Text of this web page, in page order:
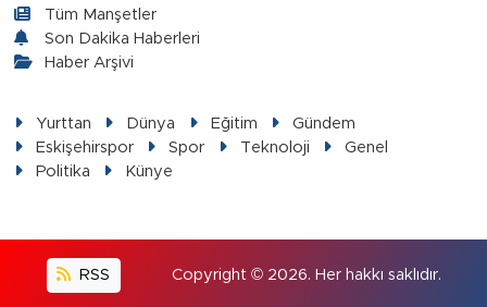
Tüm Manşetler
Son Dakika Haberleri
Haber Arşivi
Yurttan Dünya Eğitim
Gündem
Eskişehirspor
Spor Teknoloji
Genel
Politika
Künye
RSS Copyright © 2026. Her hakkı saklıdır.